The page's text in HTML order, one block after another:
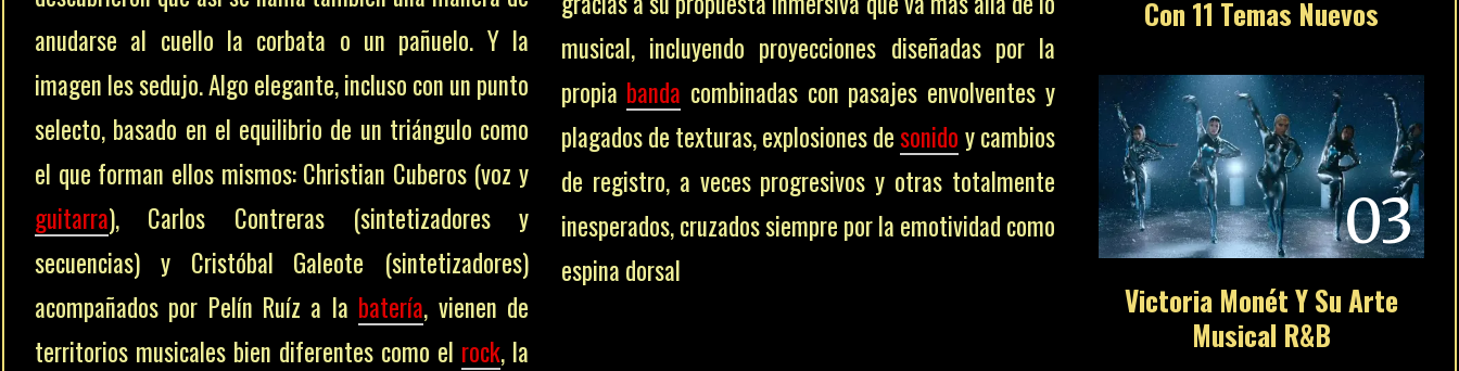
anudarse al cuello la corbata o un pañuelo. Y la
imagen les sedujo. Algo elegante, incluso con un punto
selecto, basado en el equilibrio de un triángulo como
el que forman ellos mismos: Christian Cuberos (voz y
guitarra), Carlos Contreras (sintetizadores y
secuencias) y Cristóbal Galeote (sintetizadores)
acompañados por Pelín Ruíz a la batería, vienen de
territorios musicales bien diferentes como el rock, la
musical, incluyendo proyecciones diseñadas por la
propia banda combinadas con pasajes envolventes y
plagados de texturas, explosiones desonido y cambios
de registro, a veces progresivos y otras totalmente
inesperados, cruzados siempre por la emotividad como
espina dorsal
Con 11 Temas Nuevos
03
Victoria Monét Y Su Arte
Musical R&B